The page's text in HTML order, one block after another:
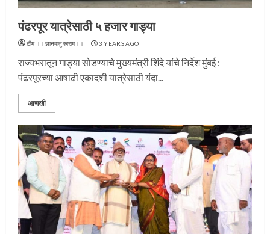
पंढरपूर यात्रेसाठी ५ हजार गाड्या
टीम ।।ज्ञानबातुकाराम।। 3 YEARS AGO
राज्यभरातून गाड्या सोडण्याचे मुख्यमंत्री शिंदे यांचे निर्देश मुंबई :
पंढरपूरच्या आषाढी एकादशी यात्रेसाठी यंदा...
आणखी